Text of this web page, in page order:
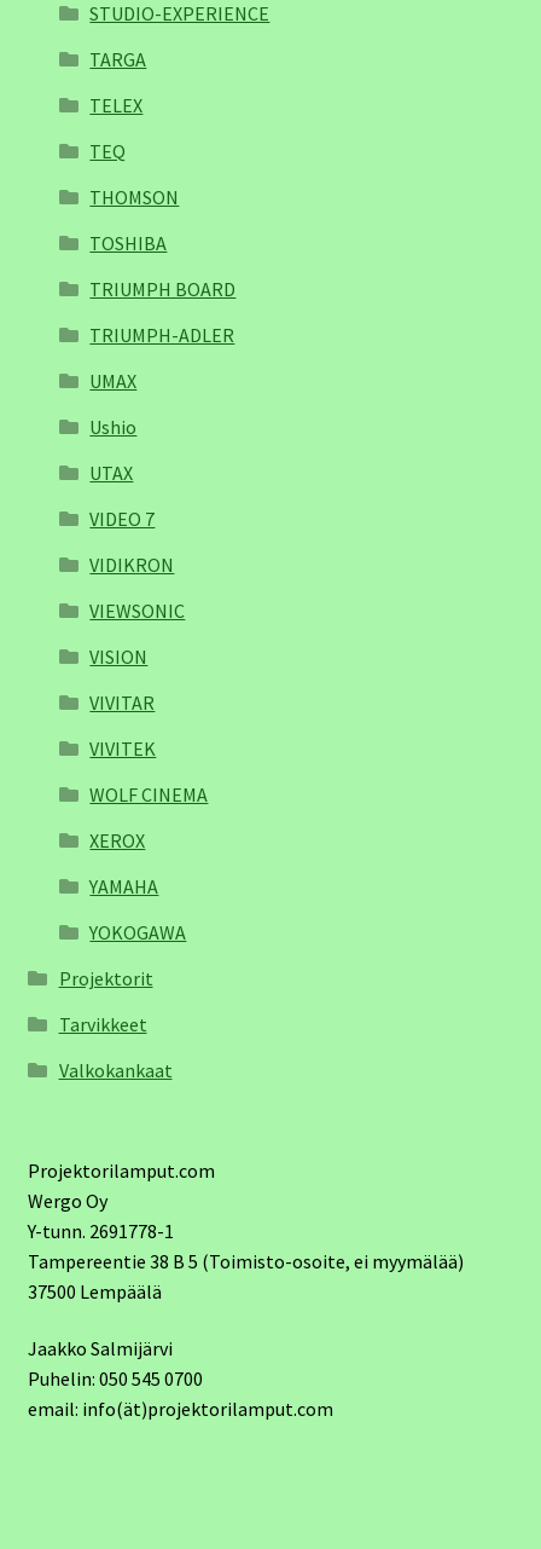
STUDIO-EXPERIENCE
TARGA
TELEX
TEQ
THOMSON
TOSHIBA
TRIUMPH BOARD
TRIUMPH-ADLER
UMAX
Ushio
UTAX
VIDEO 7
VIDIKRON
VIEWSONIC
VISION
VIVITAR
VIVITEK
WOLF CINEMA
XEROX
YAMAHA
YOKOGAWA
Projektorit
Tarvikkeet
Valkokankaat
Projektorilamput.com
Wergo Oy
Y-tunn. 2691778-1
Tampereentie 38 B 5 (Toimisto-osoite, ei myymälää)
37500 Lempäälä
Jaakko Salmijärvi
Puhelin: 050 545 0700
email: info(ät)projektorilamput.com